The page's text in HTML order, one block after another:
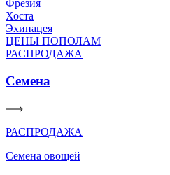
Фрезия
Хоста
Эхинацея
ЦЕНЫ ПОПОЛАМ
РАСПРОДАЖА
Семена
РАСПРОДАЖА
Семена овощей